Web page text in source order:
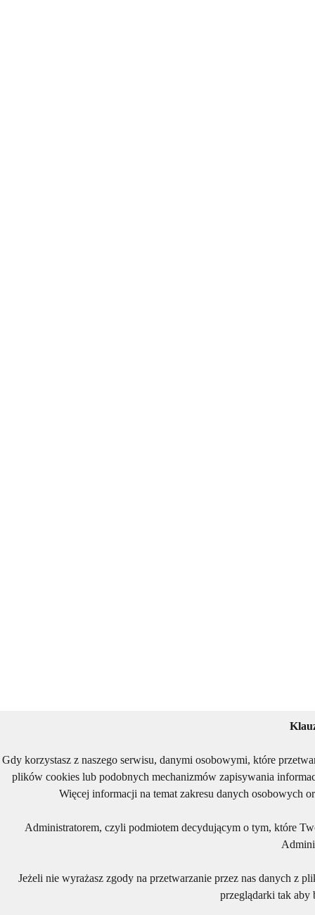
Gdy korzystasz z naszego serwisu, danymi osobowymi, które
plików cookies lub podobnych mechanizmów zapisywania
Więcej informacji na temat zakresu danych osobowych
Administratorem, czyli podmiotem decydującym o tym, które
Jeżeli nie wyrażasz zgody na przetwarzanie przez nas danych z
przeglądarki tak aby